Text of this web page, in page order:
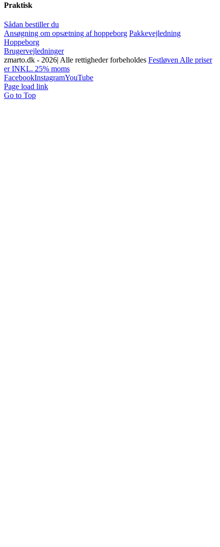
Praktisk
Sådan bestiller du
Ansøgning om opsætning af hoppeborg Pakkevejledning
Hoppeborg
Brugervejledninger
zmarto.dk - 2026| Alle rettigheder forbeholdes Festløven Alle priser
er INKL. 25% moms
FacebookInstagramYouTube
Page load link
Go to Top